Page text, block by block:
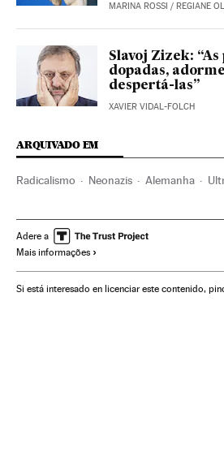
MARINA ROSSI / REGIANE
Slavoj Zizek: “As
dopadas,
despertá-las”
XAVIER VIDAL-FOLCH
ARQUIVADO EM
Radicalismo Neonazis Alemanha
Acontecimentos Problemas sociais
Adere a
Mais informações
Si está interesado en licenciar este contenido,